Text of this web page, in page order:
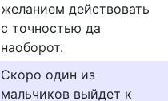
желанием действовать
с точностью да
наоборот.
Скоро один из
мальчиков выйдет к